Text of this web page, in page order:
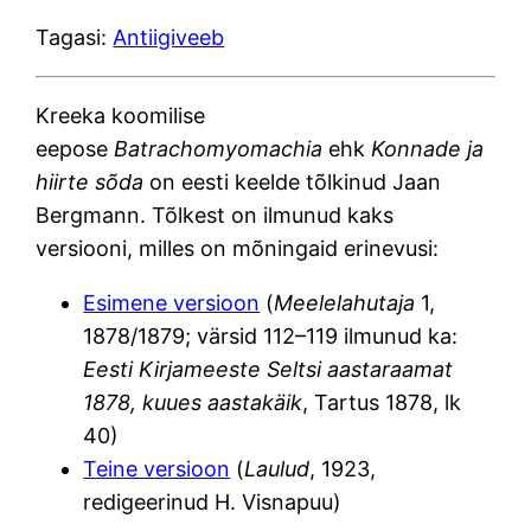
Tagasi: Antiigiveeb
Kreeka koomilise
eepose Batrachomyomachia ehk Konnade ja
hiirte sõda on eesti keelde tõlkinud Jaan
Bergmann. Tõlkest on ilmunud kaks
versiooni, milles on mõningaid erinevusi:
Esimene versioon (Meelelahutaja 1,
1878/1879; värsid 112–119 ilmunud ka:
Eesti Kirjameeste Seltsi aastaraamat
1878, kuues aastakäik, Tartus 1878, lk
40)
Teine versioon (Laulud, 1923,
redigeerinud H. Visnapuu)